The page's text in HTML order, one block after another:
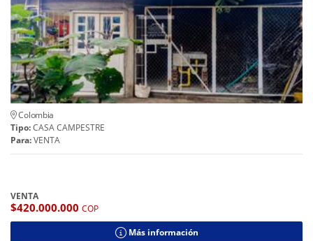
Colombia
Tipo:CASA CAMPESTRE
Para:VENTA
VENTA
$420.000.000 COP
Más información